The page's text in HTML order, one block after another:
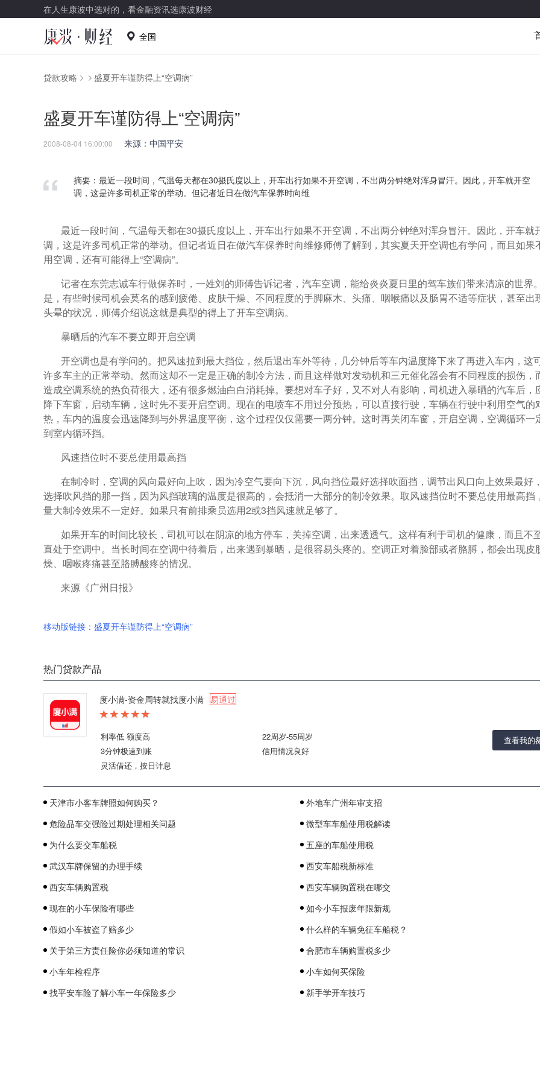
在人生康波中选对的，看金融资讯选康波财经
全国
贷款攻略 盛夏开车谨防得上“空调病”
盛夏开车谨防得上“空调病”
2008-08-04 16:00:00 来源：中国平安
摘要：最近一段时间，气温每天都在30摄氏度以上，开车出行如果不开空调，不出两分钟绝对浑身冒汗。因此，开车就开空
调，这是许多司机正常的举动。但记者近日在做汽车保养时向维
最近一段时间，气温每天都在30摄氏度以上，开车出行如果不开空调，不出两分钟绝对浑身冒汗。因此，开车就
调，这是许多司机正常的举动。但记者近日在做汽车保养时向维修师傅了解到，其实夏天开空调也有学问，而且如果
用空调，还有可能得上“空调病”。
记者在东莞志诚车行做保养时，一姓刘的师傅告诉记者，汽车空调，能给炎炎夏日里的驾车族们带来清凉的世界
是，有些时候司机会莫名的感到疲倦、皮肤干燥、不同程度的手脚麻木、头痛、咽喉痛以及肠胃不适等症状，甚至出
头晕的状况，师傅介绍说这就是典型的得上了开车空调病。
暴晒后的汽车不要立即开启空调
开空调也是有学问的。把风速拉到最大挡位，然后退出车外等待，几分钟后等车内温度降下来了再进入车内，这
许多车主的正常举动。然而这却不一定是正确的制冷方法，而且这样做对发动机和三元催化器会有不同程度的损伤，
造成空调系统的热负荷很大，还有很多燃油白白消耗掉。要想对车子好，又不对人有影响，司机进入暴晒的汽车后，
降下车窗，启动车辆，这时先不要开启空调。现在的电喷车不用过分预热，可以直接行驶，车辆在行驶中利用空气的
热，车内的温度会迅速降到与外界温度平衡，这个过程仅仅需要一两分钟。这时再关闭车窗，开启空调，空调循环一
到室内循环挡。
风速挡位时不要总使用最高挡
在制冷时，空调的风向最好向上吹，因为冷空气要向下沉，风向挡位最好选择吹面挡，调节出风口向上效果最好
选择吹风挡的那一挡，因为风挡玻璃的温度是很高的，会抵消一大部分的制冷效果。取风速挡位时不要总使用最高挡
量大制冷效果不一定好。如果只有前排乘员选用2或3挡风速就足够了。
如果开车的时间比较长，司机可以在阴凉的地方停车，关掉空调，出来透透气。这样有利于司机的健康，而且不
直处于空调中。当长时间在空调中待着后，出来遇到暴晒，是很容易头疼的。空调正对着脸部或者胳膊，都会出现皮
燥、咽喉疼痛甚至胳膊酸疼的情况。
来源《广州日报》
移动版链接：盛夏开车谨防得上“空调病”
热门贷款产品
度小满-资金周转就找度小满 易通过
利率低 额度高
3分钟极速到账
灵活借还，按日计息
22周岁-55周岁
信用情况良好
查看我的
天津市小客车牌照如何购买？
外地车广州年审支招
危险品车交强险过期处理相关问题
微型车车船使用税解读
为什么要交车船税
五座的车船使用税
武汉车牌保留的办理手续
西安车船税新标准
西安车辆购置税
西安车辆购置税在哪交
现在的小车保险有哪些
如今小车报废年限新规
假如小车被盗了赔多少
什么样的车辆免征车船税？
关于第三方责任险你必须知道的常识
合肥市车辆购置税多少
小车年检程序
小车如何买保险
找平安车险了解小车一年保险多少
新手学开车技巧